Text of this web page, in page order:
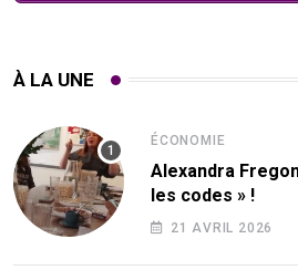
À LA UNE
ÉCONOMIE
Alexandra
les codes » !
21 AVRIL 2026